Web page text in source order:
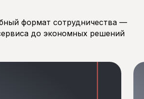
формат сотрудничества —
до экономных решений